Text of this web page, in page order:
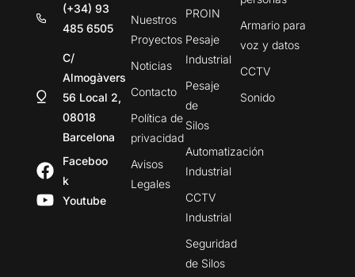
(+34) 93
485 6505
C/
Almogàvers
56 Local 2,
08018
Barcelona
Faceboo
k
Youtube
Nuestros
Proyectos
Noticias
Contacto
Política de
privacidad
Avisos
Legales
PROIN
Pesaje
Industrial
Pesaje
de
Silos
Automatización
Industrial
CCTV
Industrial
Seguridad
de Silos
Armario para
voz y datos
CCTV
Sonido